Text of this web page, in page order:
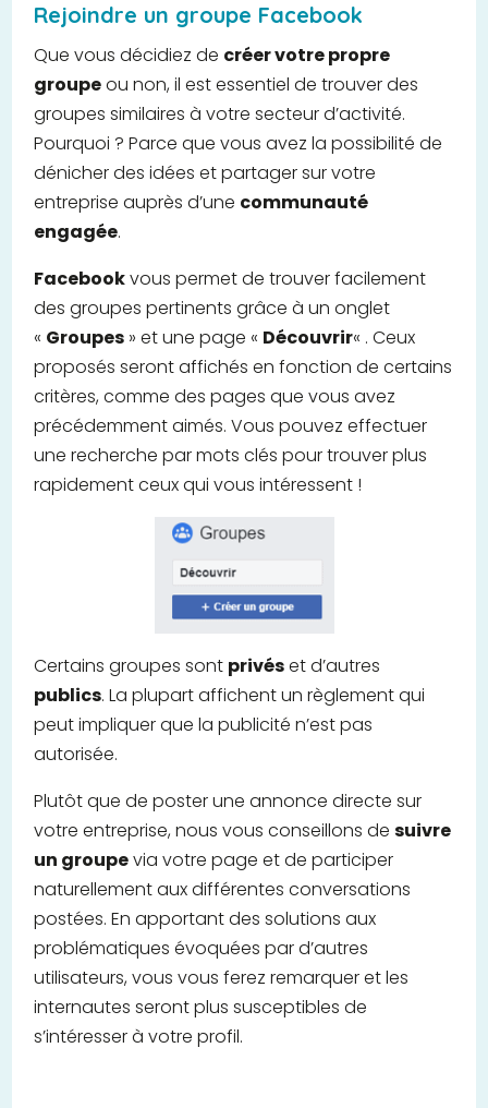
Rejoindre un groupe Facebook
Que vous décidiez de créer votre propre
groupeou non, il est essentiel de trouver des
groupes similaires à votre secteur d’activité.
Pourquoi ? Parce que vous avez la possibilité de
dénicher des idées et partager sur votre
entreprise auprès d’une communauté
engagée.
Facebookvous permet de trouver facilement
des groupes pertinents grâce à un onglet
« Groupes » et une page « Découvrir« . Ceux
proposés seront affichés en fonction de certains
critères, comme des pages que vous avez
précédemment aimés. Vous pouvez effectuer
une recherche par mots clés pour trouver plus
rapidement ceux qui vous intéressent !
Certains groupes sont privéset d’autres
publics. La plupart affichent un règlement qui
peut impliquer que la publicité n’est pas
autorisée.
Plutôt que de poster une annonce directe sur
votre entreprise, nous vous conseillons desuivre
un groupevia votre page et de participer
naturellement aux différentes conversations
postées. En apportant des solutions aux
problématiques évoquées par d’autres
utilisateurs, vous vous ferez remarquer et les
internautes seront plus susceptibles de
s’intéresser à votre profil.